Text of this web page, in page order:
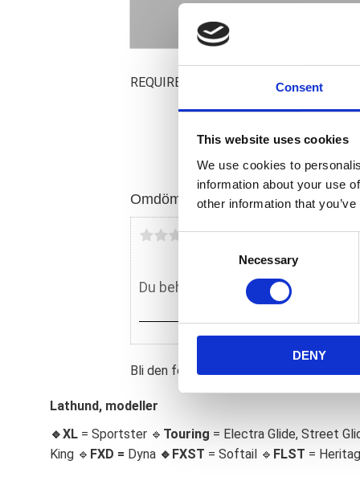
Consent
This website uses cookies
We use cookies to
information about your use
other information that
C
S
e
e
c
Necessary
DENY
REQUIRES FINISH GRINDING
Omdömen
Du
Bli den första att lämna ett omdöme.
Lathund, modeller
🔹XL = Sportster 🔹 Touring = Electra Glide, Street
King 🔹 FXD = Dyna 🔹 FXST = Softail 🔹 FLST =